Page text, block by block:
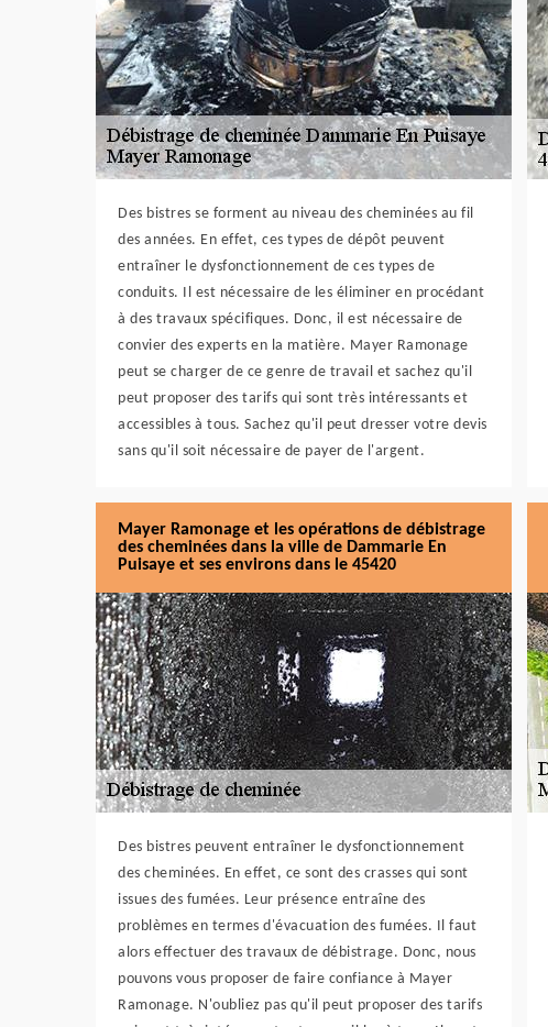
Des bistres se forment au niveau des cheminées au fil
des années. En effet, ces types de dépôt peuvent
entraîner le dysfonctionnement de ces types de
conduits. Il est nécessaire de les éliminer en procédant
à des travaux spécifiques. Donc, il est nécessaire de
convier des experts en la matière. Mayer Ramonage
peut se charger de ce genre de travail et sachez qu'il
peut proposer des tarifs qui sont très intéressants et
accessibles à tous. Sachez qu'il peut dresser votre devis
sans qu'il soit nécessaire de payer de l'argent.
Mayer Ramonage et les opérations de débistrage
des cheminées dans la ville de Dammarie En
Puisaye et ses environs dans le 45420
Des bistres peuvent entraîner le dysfonctionnement
des cheminées. En effet, ce sont des crasses qui sont
issues des fumées. Leur présence entraîne des
problèmes en termes d'évacuation des fumées. Il faut
alors effectuer des travaux de débistrage. Donc, nous
pouvons vous proposer de faire confiance à Mayer
Ramonage. N'oubliez pas qu'il peut proposer des tarifs